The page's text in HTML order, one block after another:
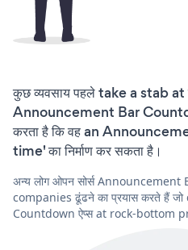
कुछ व्यवसाय पहले take a stab
Announcement Bar
करता है कि वह an
time' का निर्माण कर सकता है।
अन्य लोग ओपन सोर्स
companies ढूंढने का प्रयास करते हैं
Countdown ऐप्स at rock-bottom